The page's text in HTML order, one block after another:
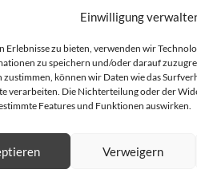
Einwilligung
Erlebnisse zu bieten, verwenden wir
zu speichern und/oder darauf
zustimmen, können wir Daten wie das
verarbeiten. Die Nichterteilung oder der
Features und Funktionen auswirken.
Verweigern
Welt
und
S'inscrire à la